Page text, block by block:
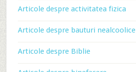
Articole despre activitatea fizica
Articole despre bauturi nealcoolice
Articole despre Biblie